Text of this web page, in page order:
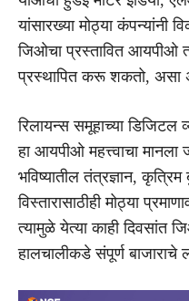
यांसारख्या मोठ्या
जिओचा प्रस्तावित आयपीओ
प्रस्थापित करू शकतो,
रिलायन्स समूहाच्या डिजिटल
हा आयपीओ महत्त्वाचा
भविष्यातील तंत्रज्ञान,
विस्तारासाठीही मोठ्या
त्यामुळे येत्या काही दिवसांत
हालचालीकडे संपूर्ण